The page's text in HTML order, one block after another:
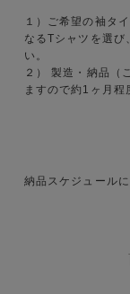
１）ご希望の袖タ
なるTシャツを選び
い。
２） 製造・納品（
ますので約1ヶ月程
納品スケジュール